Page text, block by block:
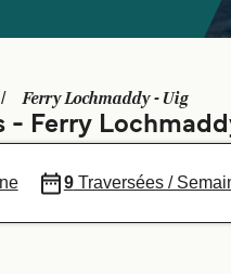
Ferry Lochmaddy - Uig
- Ferry
9Traversées /